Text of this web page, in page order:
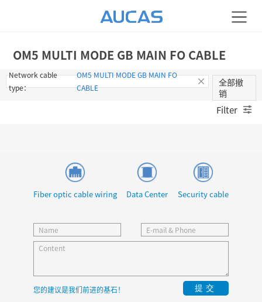
OM5 MULTI MODE GB MAIN FO CABLE
Network cable
type：
OM5 MULTI MODE GB MAIN FO
CABLE
全部撤
销
Filter
Fiber optic cable wiring Data Center Security cable
您的建议是我们前进的基石！ 提交